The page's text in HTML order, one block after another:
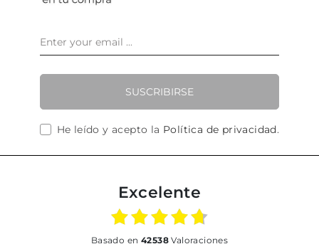
SUSCRIBIRSE
He leído y acepto la Política de privacidad.
Excelente
basado en 42538Valoraciones